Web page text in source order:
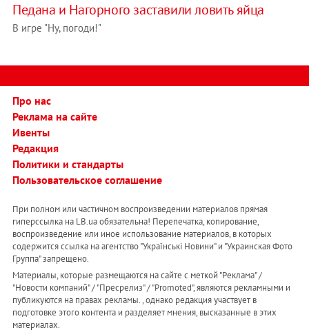
Педана и Нагорного заставили ловить яйца
В игре "Ну, погоди!"
Про нас
Реклама на сайте
Ивенты
Редакция
Политики и стандарты
Пользовательское соглашение
При полном или частичном воспроизведении материалов прямая
гиперссылка на LB.ua обязательна! Перепечатка, копирование,
воспроизведение или иное использование материалов, в которых
содержится ссылка на агентство "Українськi Новини" и "Украинская Фото
Группа" запрещено.
Материалы, которые размещаются на сайте с меткой "Реклама" /
"Новости компаний" / "Пресрелиз" / "Promoted", являются рекламными и
публикуются на правах рекламы. , однако редакция участвует в
подготовке этого контента и разделяет мнения, высказанные в этих
материалах.